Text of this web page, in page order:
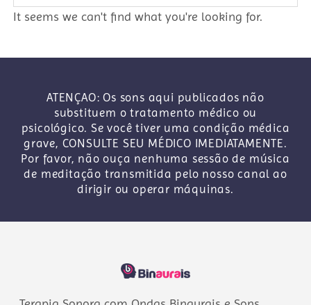
It seems we can't find what you're looking for.
ATENÇAO: Os sons aqui publicados não
substituem o tratamento médico ou
psicológico. Se você tiver uma condição médica
grave, CONSULTE SEU MÉDICO IMEDIATAMENTE.
Por favor, não ouça nenhuma sessão de música
de meditação transmitida pelo nosso canal ao
dirigir ou operar máquinas.